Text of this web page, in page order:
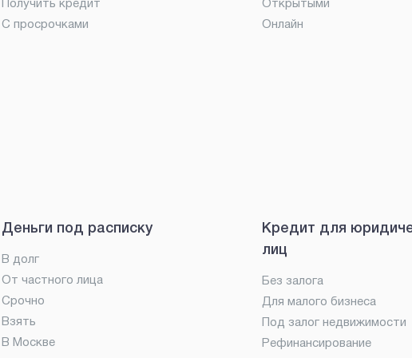
Получить кредит
С просрочками
Открытыми
Онлайн
Деньги под расписку
В долг
От частного лица
Срочно
Взять
В Москве
Кредит для
лиц
Без залога
Для малого бизнеса
Под залог недвижимости
Рефинансирование